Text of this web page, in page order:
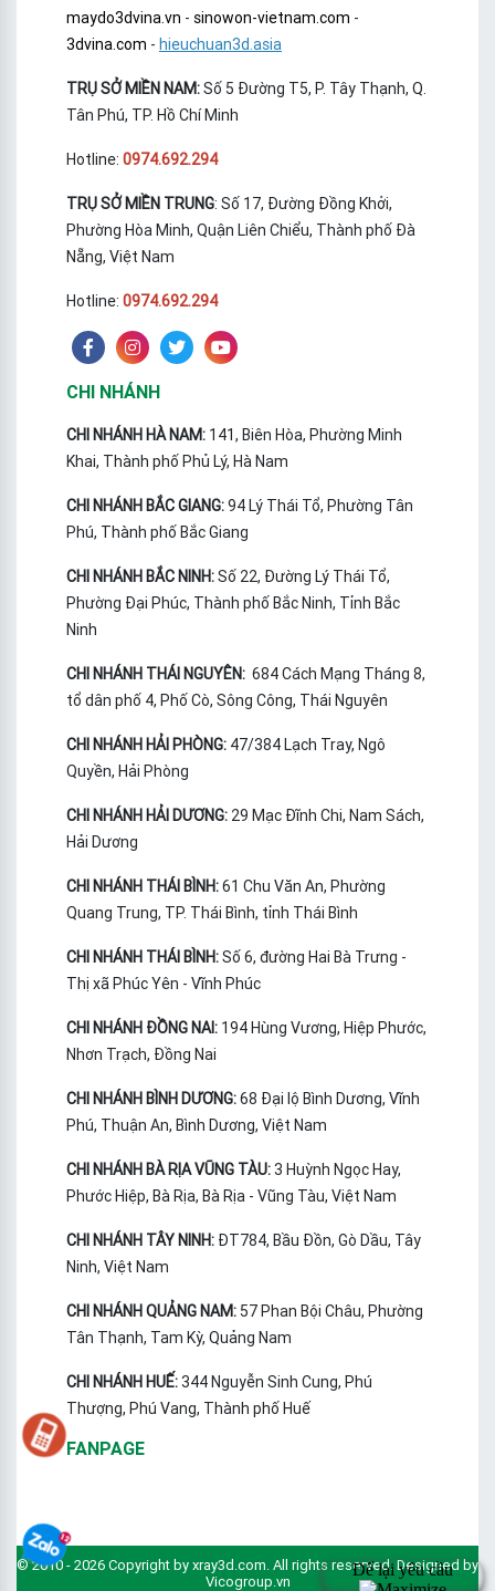
maydo3dvina.vn - sinowon-vietnam.com -
3dvina.com - hieuchuan3d.asia
TRỤ SỞ MIỀN NAM:Số 5 Đường T5, P. Tây Thạnh, Q.
Tân Phú, TP. Hồ Chí Minh
Hotline: 0974.692.294
TRỤ SỞ MIỀN TRUNG: Số 17, Đường Đồng Khởi,
Phường Hòa Minh, Quận Liên Chiểu, Thành phố Đà
Nẵng, Việt Nam
Hotline: 0974.692.294
CHI NHÁNH
CHI NHÁNH HÀ NAM: 141, Biên Hòa, Phường Minh
Khai, Thành phố Phủ Lý, Hà Nam
CHI NHÁNH BẮC GIANG:94 Lý Thái Tổ, Phường Tân
Phú, Thành phố Bắc Giang
CHI NHÁNH BẮC NINH:Số 22, Đường Lý Thái Tổ,
Phường Đại Phúc, Thành phố Bắc Ninh, Tỉnh Bắc
Ninh
CHI NHÁNH THÁI NGUYÊN: 684 Cách Mạng Tháng 8,
tổ dân phố 4, Phố Cò, Sông Công, Thái Nguyên
CHI NHÁNH HẢI PHÒNG: 47/384 Lạch Tray, Ngô
Quyền, Hải Phòng
CHI NHÁNH HẢI DƯƠNG: 29 Mạc Đĩnh Chi, Nam Sách,
Hải Dương
CHI NHÁNH THÁI BÌNH:61 Chu Văn An, Phường
Quang Trung, TP. Thái Bình, tỉnh Thái Bình
CHI NHÁNH THÁI BÌNH:Số 6, đường Hai Bà Trưng -
Thị xã Phúc Yên - Vĩnh Phúc
CHI NHÁNH ĐỒNG NAI: 194 Hùng Vương, Hiệp Phước,
Nhơn Trạch, Đồng Nai
CHI NHÁNH BÌNH DƯƠNG:68 Đại lộ Bình Dương, Vĩnh
Phú, Thuận An, Bình Dương, Việt Nam
CHI NHÁNH BÀ RỊA VŨNG TÀU:3 Huỳnh Ngọc Hay,
Phước Hiệp, Bà Rịa, Bà Rịa - Vũng Tàu, Việt Nam
CHI NHÁNH TÂY NINH: ĐT784, Bầu Đồn, Gò Dầu, Tây
Ninh, Việt Nam
CHI NHÁNH QUẢNG NAM: 57 Phan Bội Châu, Phường
Tân Thạnh, Tam Kỳ, Quảng Nam
CHI NHÁNH HUẾ:344 Nguyễn Sinh Cung, Phú
Thượng, Phú Vang, Thành phố Huế
FANPAGE
© 2010 - 2026 Copyright by xray3d.com. All rights reserved. Designed by
Vicogroup.vn